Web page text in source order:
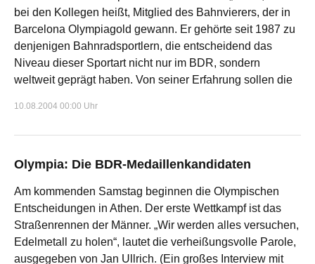
bei den Kollegen heißt, Mitglied des Bahnvierers, der in
Barcelona Olympiagold gewann. Er gehörte seit 1987 zu
denjenigen Bahnradsportlern, die entscheidend das
Niveau dieser Sportart nicht nur im BDR, sondern
weltweit geprägt haben. Von seiner Erfahrung sollen die
10.08.2004 00:00 Uhr
Olympia: Die BDR-Medaillenkandidaten
Am kommenden Samstag beginnen die Olympischen
Entscheidungen in Athen. Der erste Wettkampf ist das
Straßenrennen der Männer. „Wir werden alles versuchen,
Edelmetall zu holen“, lautet die verheißungsvolle Parole,
ausgegeben von Jan Ullrich. (Ein großes Interview mit